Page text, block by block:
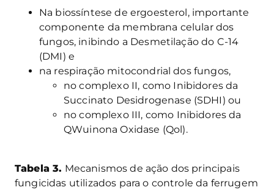
Na biossíntese de ergoesterol, importante
componente da membrana celular dos
fungos, inibindo a Desmetilação do C-14
(DMI) e
na respiração mitocondrial dos fungos,
no complexo II, como Inibidores da
Succinato Desidrogenase (SDHI) ou
no complexo III, como Inibidores da
QWuinona Oxidase (Qol).
Tabela 3. Mecanismos de ação dos principais
fungicidas utilizados para o controle da ferrugem